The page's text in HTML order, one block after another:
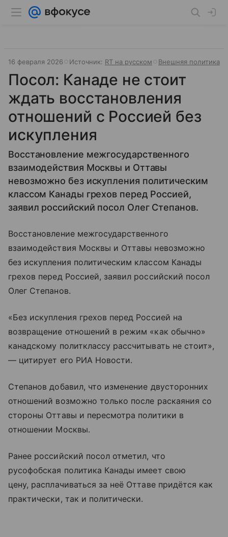
16 февраля 2026 Источник: RT на русском Внешняя политика
Посол: Канаде не стоит
ждать восстановления
отношений с Россией без
искупления
Восстановление межгосударственного
взаимодействия Москвы и Оттавы
невозможно без искупления политическим
классом Канады грехов перед Россией,
заявил российский посол Олег Степанов.
Восстановление межгосударственного
взаимодействия Москвы и Оттавы невозможно
без искупления политическим классом Канады
грехов перед Россией, заявил российский посол
Олег Степанов.
«Без искупления грехов перед Россией на
возвращение отношений в режим «как обычно»
канадскому политклассу рассчитывать не стоит»,
— цитирует его РИА Новости.
Степанов добавил, что изменение двусторонних
отношений возможно только после раскаяния со
стороны Оттавы и пересмотра политики в
отношении Москвы.
Ранее российский посол отметил, что
русофобская политика Канады имеет свою
цену, расплачиваться за неё Оттаве придётся как
практически, так и политически.